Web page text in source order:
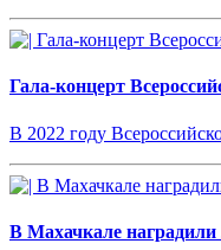
Гала-концерт
В 2022 году
В Махачкале наградили